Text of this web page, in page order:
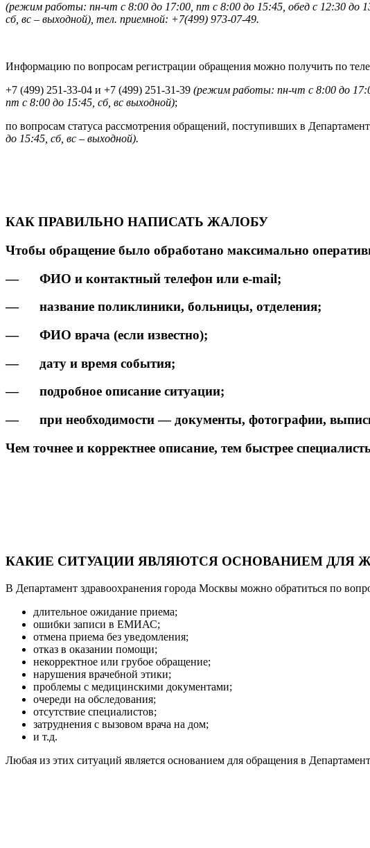
(режим работы: пн-чт с 8:00 до 17:00, пт с 8:00 до 15:45, обед с 12:30 до
сб, вс – выходной) , тел. приемной: +7(499) 973-07-49.
Информацию по вопросам регистрации обращения можно получить по
+7 (499) 251-33-04 и +7 (499) 251-31-39 (режим работы: пн-чт с 8:00 до
пт с 8:00 до 15:45, сб, вс выходной);
по вопросам статуса рассмотрения обращений, поступивших в
до 15:45, сб, вс – выходной).
КАК ПРАВИЛЬНО НАПИСАТЬ ЖАЛОБУ
Чтобы обращение было обработано максимально
— ФИО и контактный телефон или e-mail;
— название поликлиники, больницы, отделения;
— ФИО врача (если известно);
— дату и время события;
— подробное описание ситуации;
— при необходимости — документы, фотографии,
Чем точнее и корректнее описание, тем быстрее
КАКИЕ СИТУАЦИИ ЯВЛЯЮТСЯ ОСНОВАНИЕМ ДЛЯ
В Департамент здравоохранения города Москвы можно обратиться по
длительное ожидание приема;
ошибки записи в ЕМИАС;
отмена приема без уведомления;
отказ в оказании помощи;
некорректное или грубое обращение;
нарушения врачебной этики;
проблемы с медицинскими документами;
очереди на обследования;
отсутствие специалистов;
затруднения с вызовом врача на дом;
и т.д.
Любая из этих ситуаций является основанием для обращения в